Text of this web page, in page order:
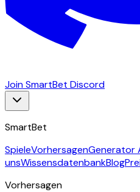
Join SmartBet Discord
SmartBet
SpieleVorhersagenGenerator
unsWissensdatenbankBlog
Vorhersagen